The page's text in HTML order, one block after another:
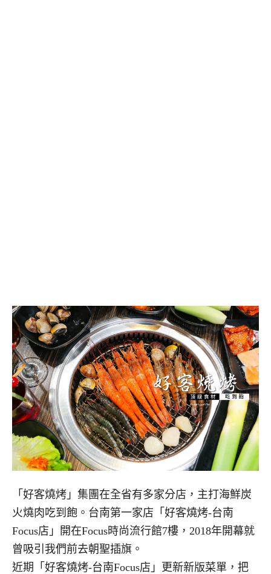
「好客燒烤」集團在全省有多家分店，主打海鮮炭
火燒肉吃到飽。台南第一家店「好客燒烤-台南
Focus店」開在Focus時尚流行館7樓，2018年開幕就
曾吸引我們前去朝聖插旗。
近期「好客燒烤-台南Focus店」更新新版菜單，把